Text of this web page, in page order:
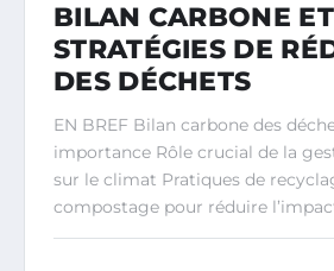
BILAN CARBONE ET
STRATÉGIES DE
DES DÉCHETS
EN BREF Bilan carbone des
importance Rôle crucial de la
sur le climat Pratiques de
compostage pour réduire